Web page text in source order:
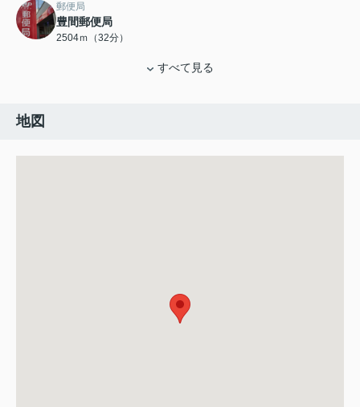
郵便局
豊間郵便局
2504ｍ（32分）
すべて見る
地図